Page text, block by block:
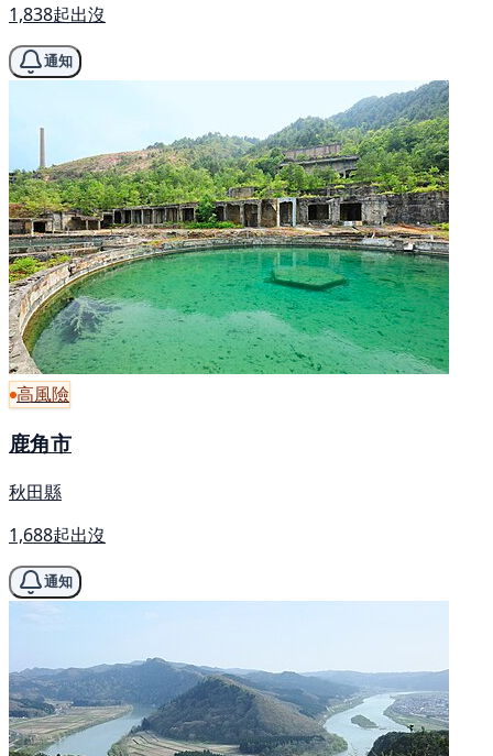
1,838起出沒
通知
高風險
鹿角市
秋田縣
1,688起出沒
通知